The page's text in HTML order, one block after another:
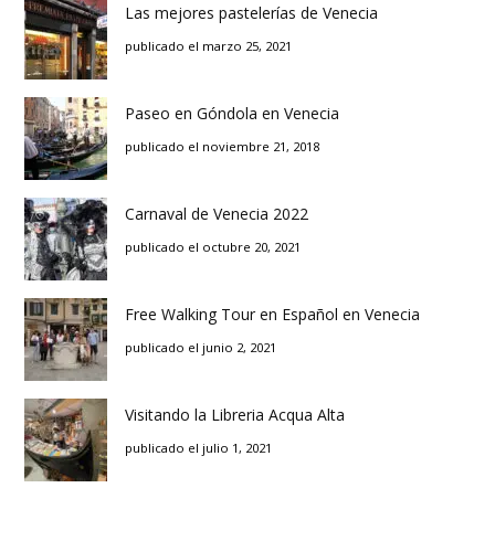
Las mejores pastelerías de Venecia
publicado el marzo 25, 2021
Paseo en Góndola en Venecia
publicado el noviembre 21, 2018
Carnaval de Venecia 2022
publicado el octubre 20, 2021
Free Walking Tour en Español en Venecia
publicado el junio 2, 2021
Visitando la Libreria Acqua Alta
publicado el julio 1, 2021